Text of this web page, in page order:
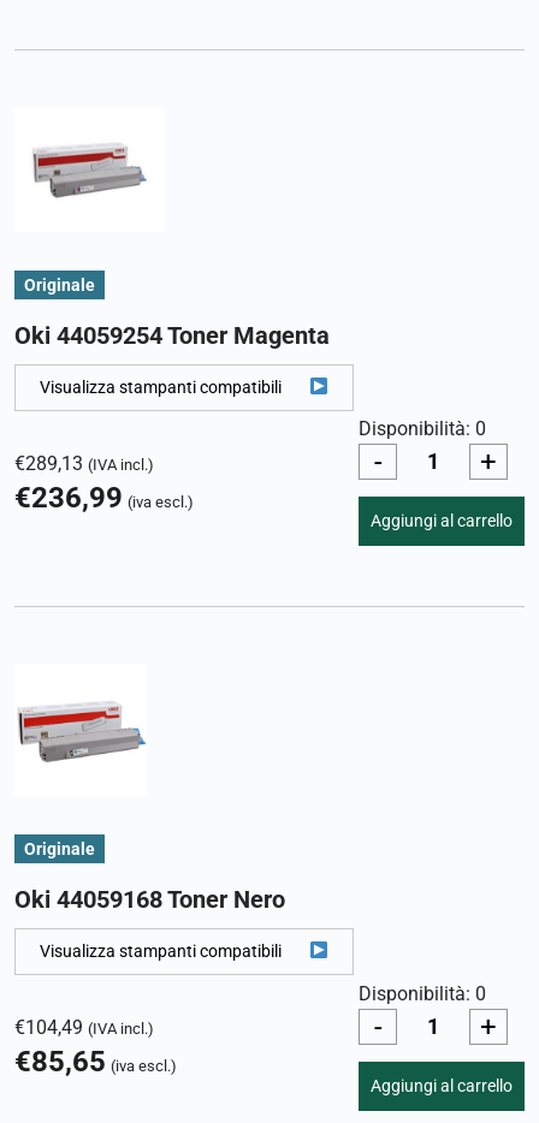
Originale
Oki 44059254 Toner Magenta
Visualizza stampanti compatibili
€289,13 (IVA incl.)
€236,99 (iva escl.)
Disponibilità: 0
- +
Aggiungi al carrello
Originale
Oki 44059168 Toner Nero
Visualizza stampanti compatibili
€104,49 (IVA incl.)
€85,65 (iva escl.)
Disponibilità: 0
- +
Aggiungi al carrello